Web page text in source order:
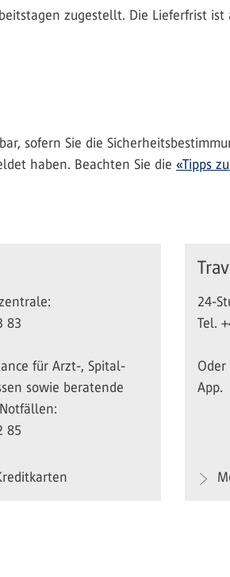
zugestellt. Die Lieferfrist
sofern Sie die
haben. Beachten Sie die «Tipps
83
für Arzt-, Spital-
sowie beratende
85
24-
Tel.
App.